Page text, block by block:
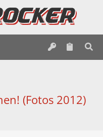
(Fotos 2012)